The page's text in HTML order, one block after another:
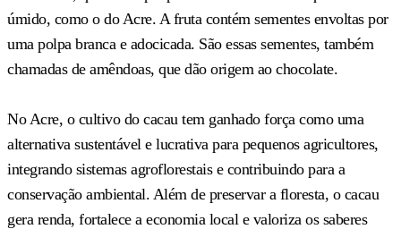
úmido, como o do Acre. A fruta contém sementes envoltas por
uma polpa branca e adocicada. São essas sementes, também
chamadas de amêndoas, que dão origem ao chocolate.
No Acre, o cultivo do cacau tem ganhado força como uma
alternativa sustentável e lucrativa para pequenos agricultores,
integrando sistemas agroflorestais e contribuindo para a
conservação ambiental. Além de preservar a floresta, o cacau
gera renda, fortalece a economia local e valoriza os saberes